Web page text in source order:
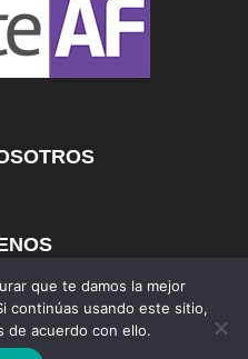
AutosAF
que te damos la mejor
continúas usando este sitio,
de acuerdo con ello.